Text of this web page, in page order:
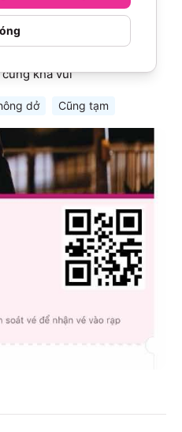
Tên phim rất kêu
dù vậy xem La Gia
khá vui
dở Cũng tạm